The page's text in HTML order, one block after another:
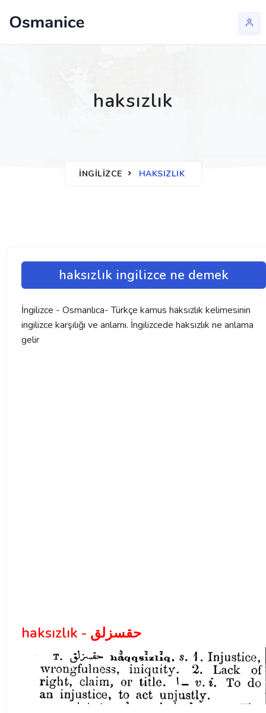
haksızlık
İNGILIZCE HAKSIZLIK
haksızlık ingilizce ne demek
İngilizce - Osmanlıca- Türkçe kamus haksızlık kelimesinin
ingilizce karşılığı ve anlamı. İngilizcede haksızlık ne anlama
gelir
haksızlık - حقسزلق